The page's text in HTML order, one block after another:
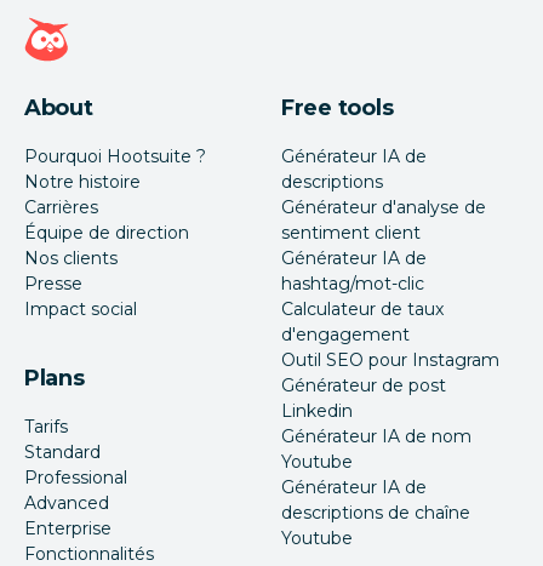
Page d'accueil Hootsuite
About
Pourquoi Hootsuite ?
Notre histoire
Carrières
Équipe de direction
Nos clients
Presse
Impact social
Plans
Tarifs
Standard
Professional
Advanced
Enterprise
Fonctionnalités
Free tools
Générateur IA de
descriptions
Générateur d'analyse de
sentiment client
Générateur IA de
hashtag/mot-clic
Calculateur de taux
d'engagement
Outil SEO pour Instagram
Générateur de post
Linkedin
Générateur IA de nom
Youtube
Générateur IA de
descriptions de chaîne
Youtube